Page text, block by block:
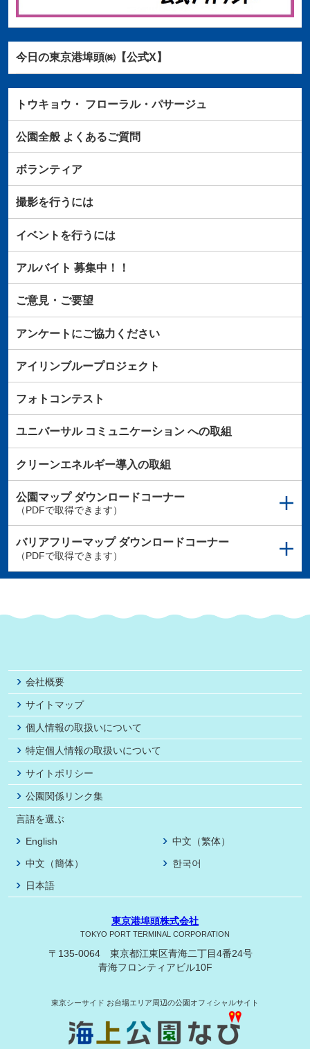
今日の東京港埠頭㈱【公式X】
トウキョウ・ フローラル・パサージュ
公園全般よくあるご質問
ボランティア
撮影を行うには
イベントを行うには
アルバイト 募集中！！
ご意見・ご要望
アンケートにご協力ください
アイリンブループロジェクト
フォトコンテスト
ユニバーサルコミュニケーションへの取組
クリーンエネルギー導入の取組
公園マップダウンロードコーナー
（PDFで取得できます）
バリアフリーマップダウンロードコーナー
（PDFで取得できます）
会社概要
サイトマップ
個人情報の取扱いについて
特定個人情報の取扱いについて
サイトポリシー
公園関係リンク集
言語を選ぶ
English
中文（繁体）
中文（簡体）
한국어
日本語
東京港埠頭株式会社
TOKYO PORT TERMINAL CORPORATION
〒135-0064 東京都江東区青海二丁目4番24号
青海フロンティアビル10F
東京シーサイド お台場エリア周辺の公園オフィシャルサイト